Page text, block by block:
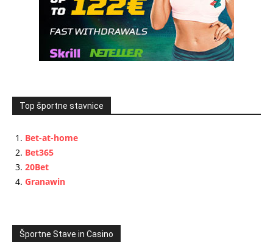
Top športne stavnice
Bet-at-home
Bet365
20Bet
Granawin
Športne Stave in Casino